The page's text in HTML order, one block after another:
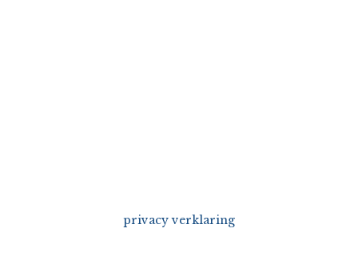
privacy verklaring